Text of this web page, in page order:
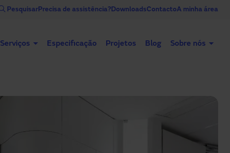
PesquisarPrecisa de assistência?DownloadsContactoA minha área
Serviços Especificação Projetos Blog Sobre nós